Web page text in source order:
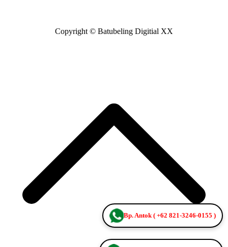
Bp. Antok ( +62 821-3246-0155 )
Copyright © Batubeling Digitial XX